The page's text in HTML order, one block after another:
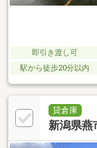
即引き渡し可
駅から徒歩20分以内
貸倉庫
新潟県燕